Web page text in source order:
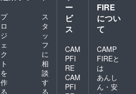
プ
ロ
ジ
ェ
ク
ト
を
作
る
ス
タ
ッ
フ
に
相
談
す
る
ー
ビ
ス
CAM
PFI
RE
CAM
PFI
FIRE
につい
て
CAMP
FIREと
は
あんし
ん・安